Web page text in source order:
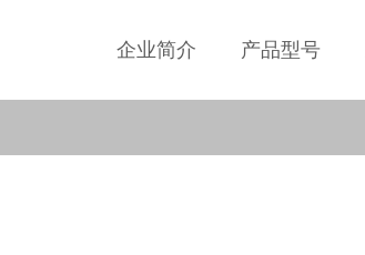
企业简介 产品型号